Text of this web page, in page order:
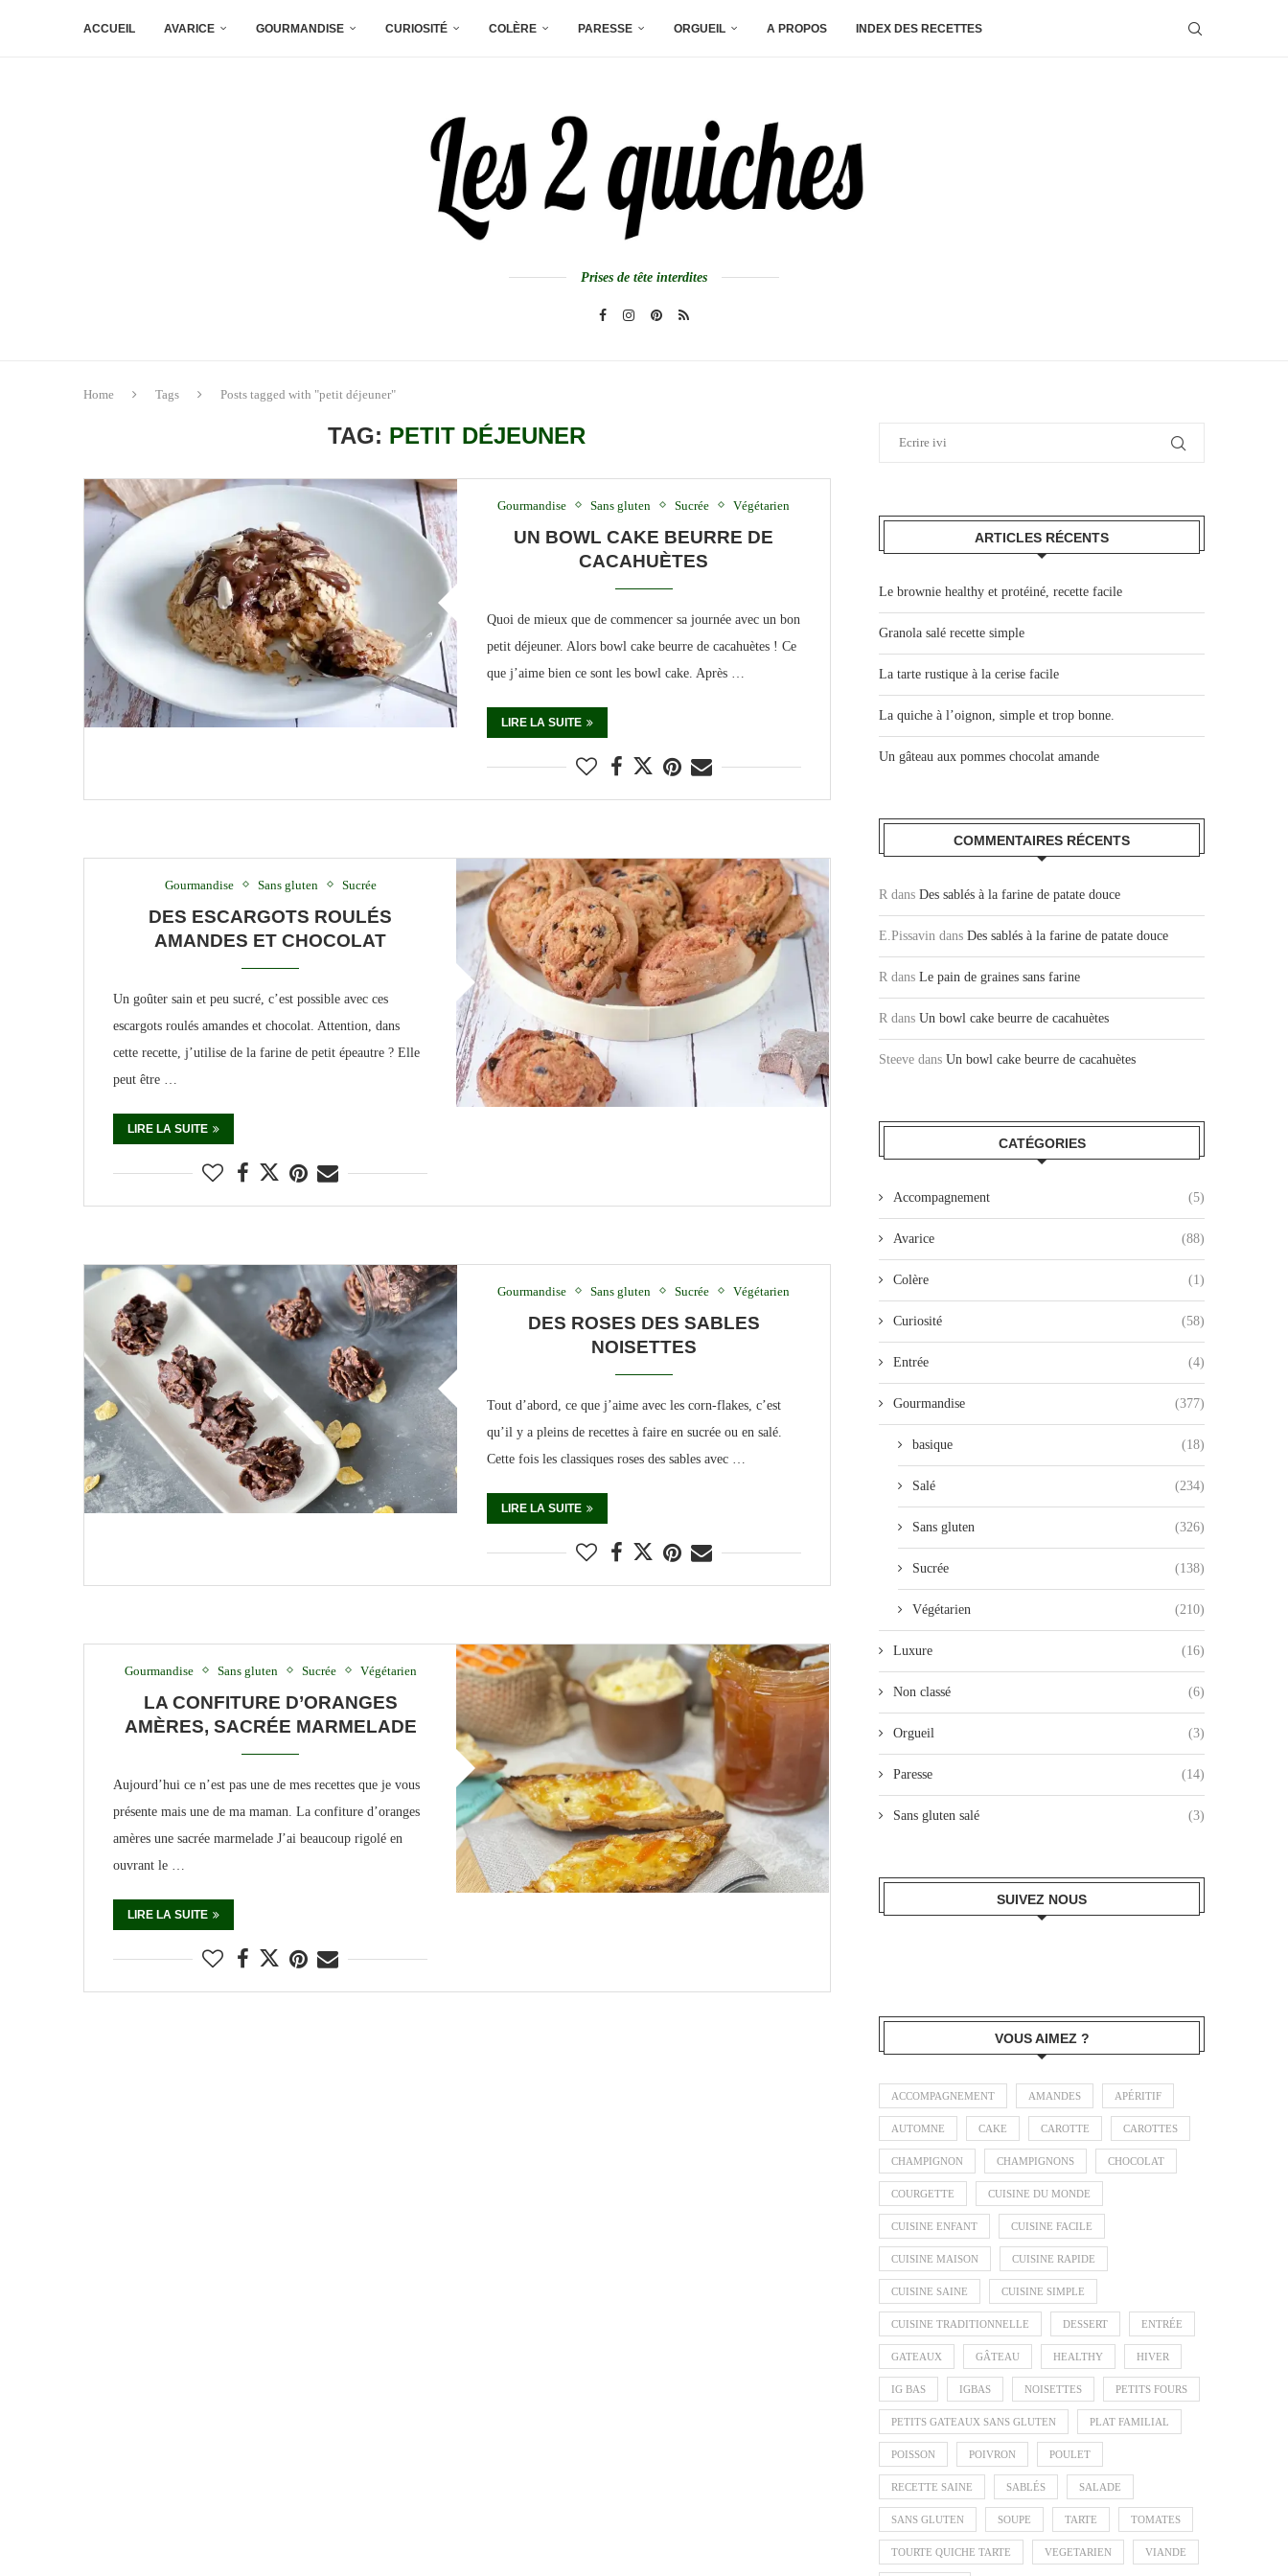
ACCUEIL AVARICE GOURMANDISE CURIOSITÉ COLÈRE PARESSE ORGUEIL A PROPOS INDEX DES RECETTES
Prises de tête interdites
Home Tags Posts tagged with "petit déjeuner"
TAG: PETIT DÉJEUNER
Gourmandise Sans gluten Sucrée Végétarien
UN BOWL CAKE BEURRE DE
CACAHUÈTES
Quoi de mieux que de commencer sa journée avec un bon
petit déjeuner. Alors bowl cake beurre de cacahuètes ! Ce
que j’aime bien ce sont les bowl cake. Après …
LIRE LA SUITE
Gourmandise Sans gluten Sucrée
DES ESCARGOTS ROULÉS
AMANDES ET CHOCOLAT
Un goûter sain et peu sucré, c’est possible avec ces
escargots roulés amandes et chocolat. Attention, dans
cette recette, j’utilise de la farine de petit épeautre ? Elle
peut être …
LIRE LA SUITE
Gourmandise Sans gluten Sucrée Végétarien
DES ROSES DES SABLES
NOISETTES
Tout d’abord, ce que j’aime avec les corn-flakes, c’est
qu’il y a pleins de recettes à faire en sucrée ou en salé.
Cette fois les classiques roses des sables avec …
LIRE LA SUITE
Gourmandise Sans gluten Sucrée Végétarien
LA CONFITURE D’ORANGES
AMÈRES, SACRÉE MARMELADE
Aujourd’hui ce n’est pas une de mes recettes que je vous
présente mais une de ma maman. La confiture d’oranges
amères une sacrée marmelade J’ai beaucoup rigolé en
ouvrant le …
LIRE LA SUITE
ARTICLES RÉCENTS
Le brownie healthy et protéiné, recette facile
Granola salé recette simple
La tarte rustique à la cerise facile
La quiche à l’oignon, simple et trop bonne.
Un gâteau aux pommes chocolat amande
COMMENTAIRES RÉCENTS
R dans Des sablés à la farine de patate douce
E.Pissavin dans Des sablés à la farine de patate douce
R dans Le pain de graines sans farine
R dans Un bowl cake beurre de cacahuètes
Steeve dans Un bowl cake beurre de cacahuètes
CATÉGORIES
Accompagnement (5)
Avarice (88)
Colère (1)
Curiosité (58)
Entrée (4)
Gourmandise (377)
basique (18)
Salé (234)
Sans gluten (326)
Sucrée (138)
Végétarien (210)
Luxure (16)
Non classé (6)
Orgueil (3)
Paresse (14)
Sans gluten salé (3)
SUIVEZ NOUS
VOUS AIMEZ ?
ACCOMPAGNEMENT AMANDES APÉRITIF
AUTOMNE CAKE CAROTTE CAROTTES
CHAMPIGNON CHAMPIGNONS CHOCOLAT
COURGETTE CUISINE DU MONDE
CUISINE ENFANT CUISINE FACILE
CUISINE MAISON CUISINE RAPIDE
CUISINE SAINE CUISINE SIMPLE
CUISINE TRADITIONNELLE DESSERT ENTRÉE
GATEAUX GÂTEAU HEALTHY HIVER
IG BAS IGBAS NOISETTES PETITS FOURS
PETITS GATEAUX SANS GLUTEN PLAT FAMILIAL
POISSON POIVRON POULET
RECETTE SAINE SABLÉS SALADE
SANS GLUTEN SOUPE TARTE TOMATES
TOURTE QUICHE TARTE VEGETARIEN VIANDE